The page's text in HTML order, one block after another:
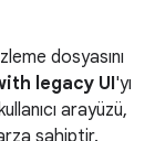
dosyasını
legacy UI'yı
arayüzü,
sahiptir.